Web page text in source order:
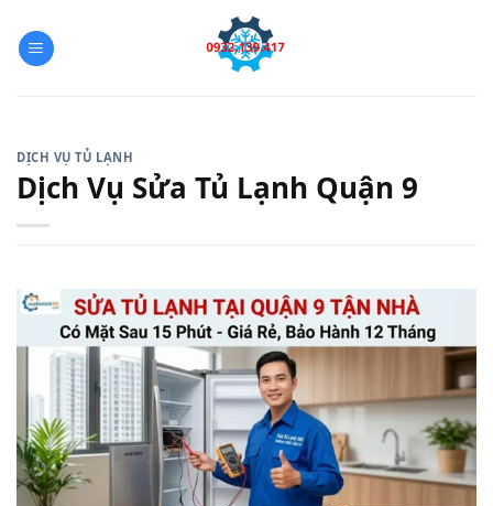
DỊCH VỤ TỦ LẠNH
Dịch Vụ Sửa Tủ Lạnh Quận 9